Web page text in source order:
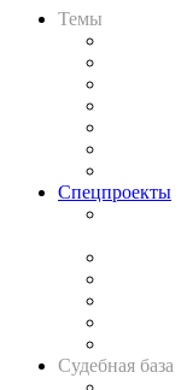
Темы
Спецпроекты
Судебная база